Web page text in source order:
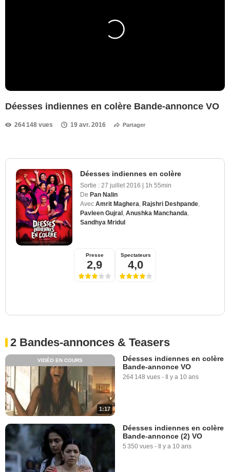
Déesses indiennes en colère Bande-annonce VO
264 148 vues 19 avr. 2016 Partager
Déesses indiennes en colère
Sortie : 27 juillet 2016 | 1h 55min
De Pan Nalin
Avec Amrit Maghera Rajshri Deshpande
Pavleen Gujral Anushka Manchanda
Sandhya Mridul
Presse
2,9
Spectateurs
4,0
2 Bandes-annonces & Teasers
1:17
VIDÉO EN COURS
Déesses indiennes en colère
Bande-annonce VO
264 148 vues - Il y a 10 ans
Déesses indiennes en colère
Bande-annonce (2) VO
5 350 vues - Il y a 10 ans